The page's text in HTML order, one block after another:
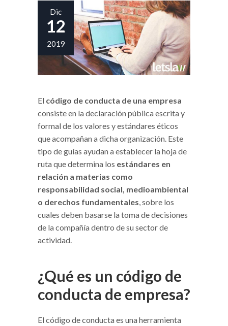
Dic
12
2019
El código de conducta de una empresa
consiste en la declaración pública escrita y
formal de los valores y estándares éticos
que acompañan a dicha organización. Este
tipo de guías ayudan a establecer la hoja de
ruta que determina los estándares en
relación a materias como
responsabilidad social, medioambiental
o derechos fundamentales, sobre los
cuales deben basarse la toma de decisiones
de la compañía dentro de su sector de
actividad.
¿Qué es un código de
conducta de empresa?
El código de conducta es una herramienta